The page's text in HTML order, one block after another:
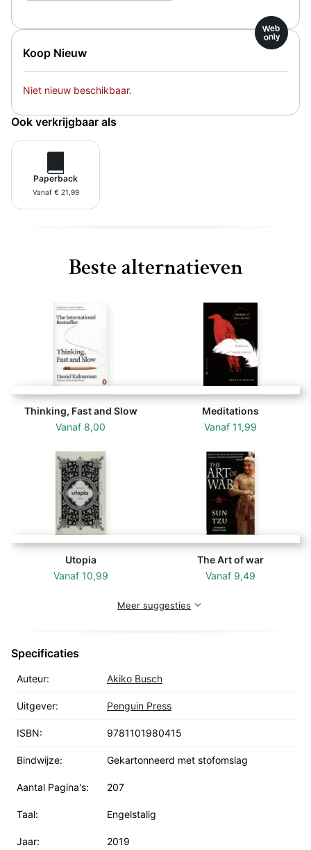
Koop Nieuw
Web
only
Niet nieuw beschikbaar.
Ook verkrijgbaar als
Paperback
Vanaf € 21,99
Beste alternatieven
Thinking, Fast and Slow
Vanaf 8,00
Meditations
Vanaf 11,99
Utopia
Vanaf 10,99
The Art of war
Vanaf 9,49
Meer suggesties
Specificaties
Auteur: Akiko Busch
Uitgever: Penguin Press
ISBN: 9781101980415
Bindwijze: Gekartonneerd met stofomslag
Aantal Pagina's: 207
Taal: Engelstalig
Jaar: 2019